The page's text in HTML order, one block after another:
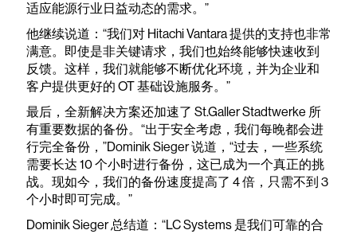
适应能源行业日益动态的需求。”
他继续说道：“我们对 Hitachi Vantara 提供的支持也非常
满意。即使是非关键请求，我们也始终能够快速收到
反馈。这样，我们就能够不断优化环境，并为企业和
客户提供更好的 OT 基础设施服务。”
最后，全新解决方案还加速了 St.Galler Stadtwerke 所
有重要数据的备份。“出于安全考虑，我们每晚都会进
行完全备份，”Dominik Sieger 说道，“过去，一些系统
需要长达 10 个小时进行备份，这已成为一个真正的挑
战。现如今，我们的备份速度提高了 4 倍，只需不到 3
个小时即可完成。”
Dominik Sieger 总结道：“LC Systems 是我们可靠的合